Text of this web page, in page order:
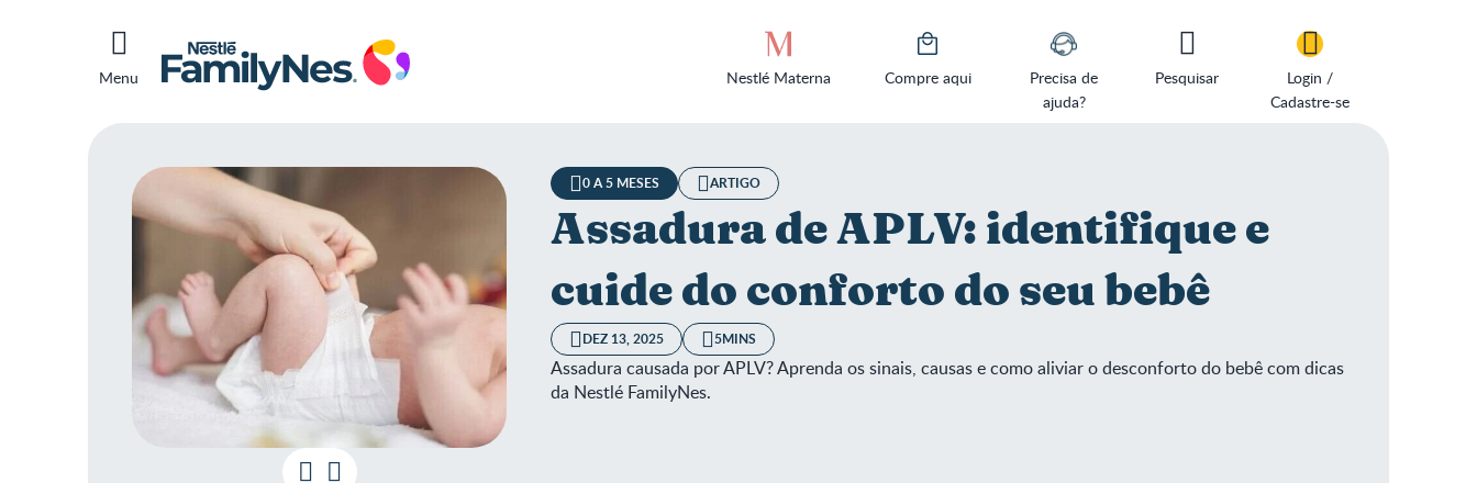
Menu Nestlé Materna Compre aqui
Precisa de
ajuda?
Pesquisar
Login /
Cadastre-se
0 A 5 MESES ARTIGO
Assadura de APLV: identifique e
cuide do conforto do seu bebê
DEZ 13, 2025 5MINS
Assadura causada por APLV? Aprenda os sinais, causas e como aliviar o desconforto do bebê com dicas
da Nestlé FamilyNes.